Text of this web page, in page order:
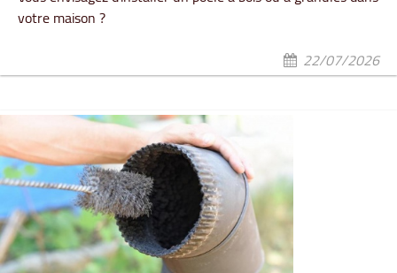
votre maison ?
22/07/2026